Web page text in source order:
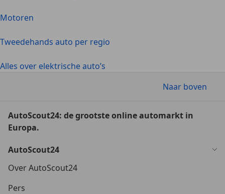
Motoren
Tweedehands auto per regio
Alles over elektrische auto’s
Naar boven
AutoScout24: de grootste online automarkt in
Europa.
AutoScout24
Over AutoScout24
Pers